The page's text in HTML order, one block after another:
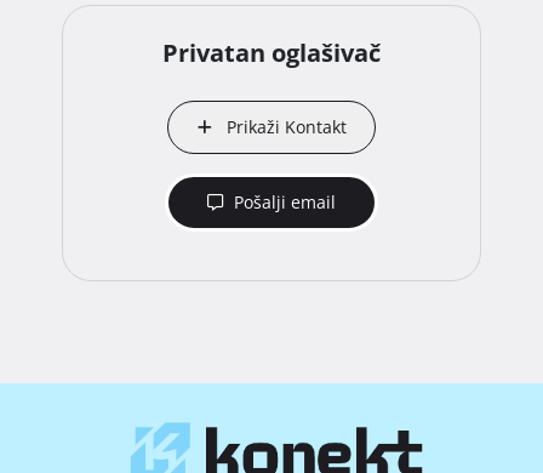
Privatan oglašivač
Prikaži Kontakt
Pošalji email